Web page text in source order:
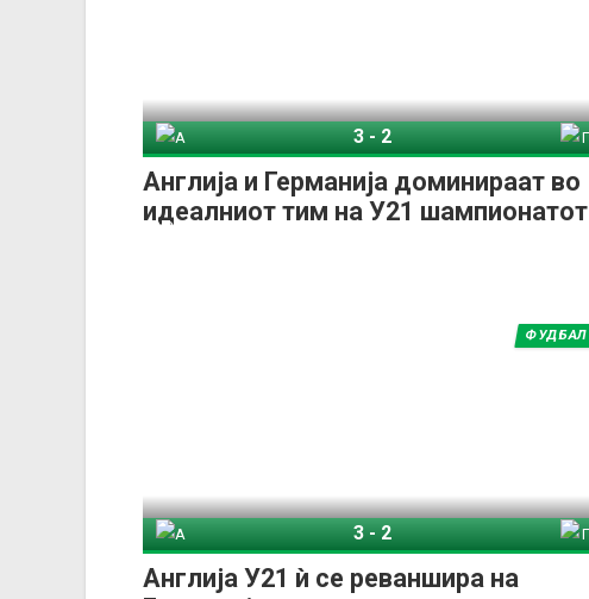
Англија и Германија доминираат во
идеалниот тим на У21 шампионатот
3-2
Англија У21 ѝ се реваншира на
ФУДБАЛ
3-2